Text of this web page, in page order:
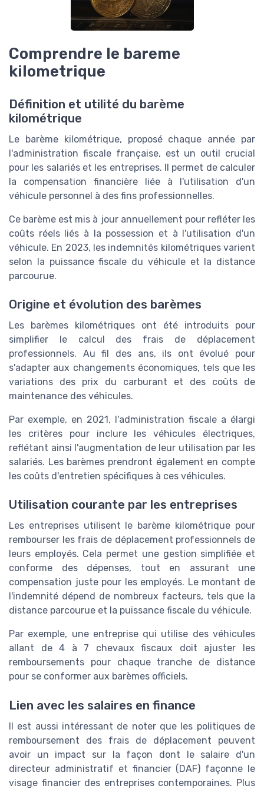
Comprendre le bareme
kilometrique
Définition et utilité du barème
kilométrique
Le barème kilométrique, proposé chaque année par
l'administration fiscale française, est un outil crucial
pour les salariés et les entreprises. Il permet de calculer
la compensation financière liée à l'utilisation d'un
véhicule personnel à des fins professionnelles.
Ce barème est mis à jour annuellement pour refléter les
coûts réels liés à la possession et à l'utilisation d'un
véhicule. En 2023, les indemnités kilométriques varient
selon la puissance fiscale du véhicule et la distance
parcourue.
Origine et évolution des barèmes
Les barèmes kilométriques ont été introduits pour
simplifier le calcul des frais de déplacement
professionnels. Au fil des ans, ils ont évolué pour
s'adapter aux changements économiques, tels que les
variations des prix du carburant et des coûts de
maintenance des véhicules.
Par exemple, en 2021, l'administration fiscale a élargi
les critères pour inclure les véhicules électriques,
reflétant ainsi l'augmentation de leur utilisation par les
salariés. Les barèmes prendront également en compte
les coûts d'entretien spécifiques à ces véhicules.
Utilisation courante par les entreprises
Les entreprises utilisent le barème kilométrique pour
rembourser les frais de déplacement professionnels de
leurs employés. Cela permet une gestion simplifiée et
conforme des dépenses, tout en assurant une
compensation juste pour les employés. Le montant de
l'indemnité dépend de nombreux facteurs, tels que la
distance parcourue et la puissance fiscale du véhicule.
Par exemple, une entreprise qui utilise des véhicules
allant de 4 à 7 chevaux fiscaux doit ajuster les
remboursements pour chaque tranche de distance
pour se conformer aux barèmes officiels.
Lien avec les salaires en finance
Il est aussi intéressant de noter que les politiques de
remboursement des frais de déplacement peuvent
avoir un impact sur la façon dont le salaire d'un
directeur administratif et financier (DAF) façonne le
visage financier des entreprises contemporaines. Plus